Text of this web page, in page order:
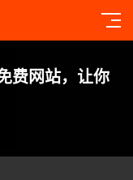
费网站，让你